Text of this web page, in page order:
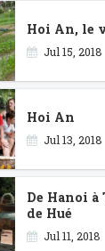
Hoi An, le
Jul 15, 2018
Hoi An
Jul 13, 2018
De Hanoi
de Hué
Jul 11, 2018